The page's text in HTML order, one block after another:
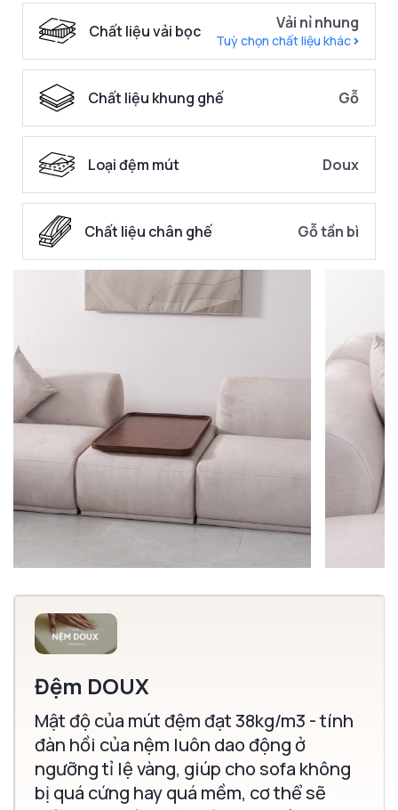
Chất liệu vải bọc Vải nỉ nhung
Tuỳ chọn chất liệu khác
Chất liệu khung ghế Gỗ
Loại đệm mút Doux
Chất liệu chân ghế Gỗ tần bì
Đệm DOUX
Mật độ của mút đệm đạt 38kg/m3 - tính
đàn hồi của nệm luôn dao động ở
ngưỡng tỉ lệ vàng, giúp cho sofa không
bị quá cứng hay quá mềm, cơ thể sẽ